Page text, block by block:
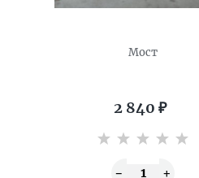
Мост
2 840 ₽